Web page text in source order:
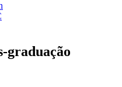
graduação